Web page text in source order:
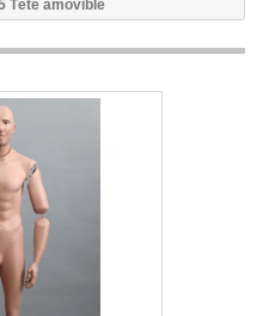
Tête amovible